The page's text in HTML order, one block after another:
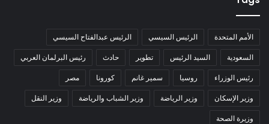
الأمم المتحدة الرئيس السيسي الرئيس عبدالفتاح السيسي
السعودية السيد الرئيس تطوير حادث رئيس البرلمان العربي
رئيس الوزراء روسيا سمير غانم كورونا مصر
وزير الإسكان وزير الرياضة وزير الشباب والرياضة وزير النقل
وزيرة الصحة